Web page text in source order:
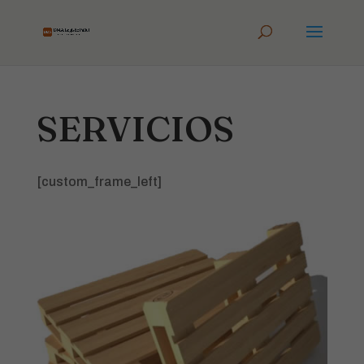
SERVICIOS
[custom_frame_left]